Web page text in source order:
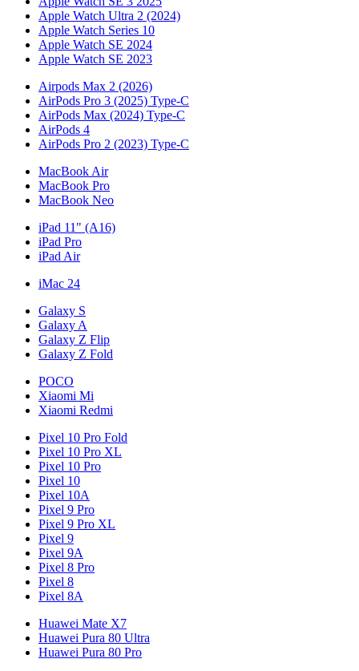
Apple Watch Ultra 2 (2024)
Apple Watch Series 10
Apple Watch SE 2024
Apple Watch SE 2023
Airpods Max 2 (2026)
AirPods Pro 3 (2025) Type-C
AirPods Max (2024) Type-C
AirPods 4
AirPods Pro 2 (2023) Type-C
MacBook Air
MacBook Pro
MacBook Neo
iPad 11" (A16)
iPad Pro
iPad Air
iMac 24
Galaxy S
Galaxy A
Galaxy Z Flip
Galaxy Z Fold
POCO
Xiaomi Mi
Xiaomi Redmi
Pixel 10 Pro Fold
Pixel 10 Pro XL
Pixel 10 Pro
Pixel 10
Pixel 10A
Pixel 9 Pro
Pixel 9 Pro XL
Pixel 9
Pixel 9A
Pixel 8 Pro
Pixel 8
Pixel 8A
Huawei Mate X7
Huawei Pura 80 Ultra
Huawei Pura 80 Pro